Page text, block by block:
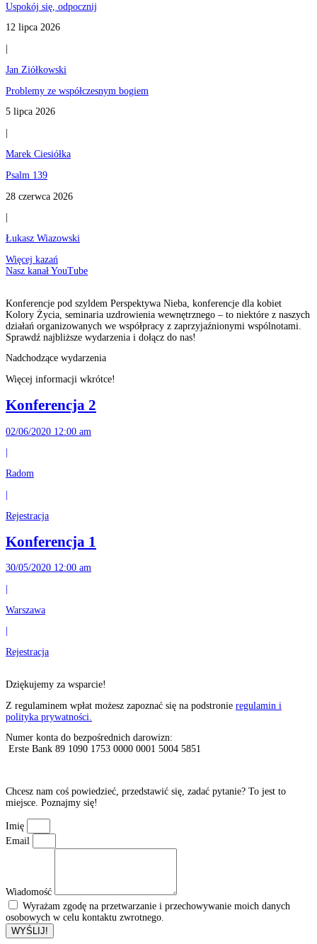
Uspokój się, odpocznij
12 lipca 2026
Jan Ziółkowski
Problemy ze współczesnym bogiem
5 lipca 2026
Marek Ciesiółka
Psalm 139
28 czerwca 2026
Łukasz Wiazowski
Więcej kazań
Nasz kanał YouTube
Konferencje pod szyldem Perspektywa Nieba, konferencje dla kobiet
Kolory Życia, seminaria uzdrowienia wewnętrznego – to niektóre z naszych
działań organizowanych we współpracy z zaprzyjaźnionymi wspólnotami.
Sprawdź najbliższe wydarzenia i dołącz do nas!
Nadchodzące wydarzenia
Więcej informacji wkrótce!
Konferencja 2
02/06/2020 12:00 am
Radom
Rejestracja
Konferencja 1
30/05/2020 12:00 am
Warszawa
Rejestracja
Dziękujemy za wsparcie!
Z regulaminem wpłat możesz zapoznać się na podstronie regulamin i
polityka prywatności.
Numer konta do bezpośrednich darowizn:
Erste Bank 89 1090 1753 0000 0001 5004 5851
Chcesz nam coś powiedzieć, przedstawić się, zadać pytanie? To jest to
miejsce. Poznajmy się!
Imię
Email
Wiadomość
Wyrażam zgodę na przetwarzanie i przechowywanie moich danych
osobowych w celu kontaktu zwrotnego.
WYŚLIJ!